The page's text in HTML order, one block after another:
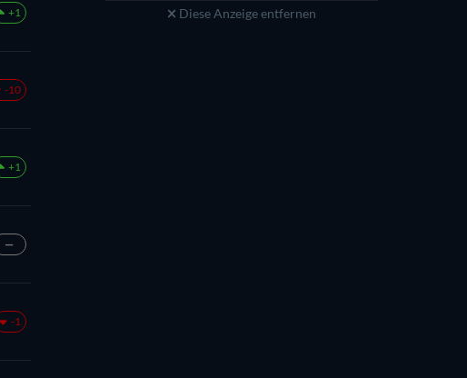
Diese Anzeige entfernen
+1
-10
+1
—
-1